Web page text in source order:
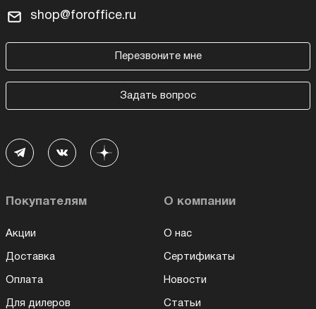
shop@foroffice.ru
Перезвоните мне
Задать вопрос
Покупателям
Акции
Доставка
Оплата
Для дилеров
О компании
О нас
Сертификаты
Новости
Статьи